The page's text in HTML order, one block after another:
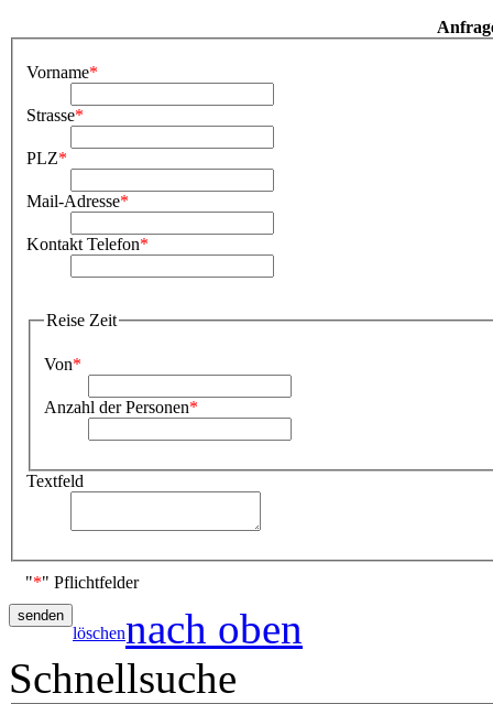
Vorname*
Strasse*
PLZ*
Mail-Adresse*
Kontakt Telefon*
Reise Zeit
Von*
Anzahl der Personen*
Textfeld
"*" Pflichtfelder
löschennach oben
Schnellsuche